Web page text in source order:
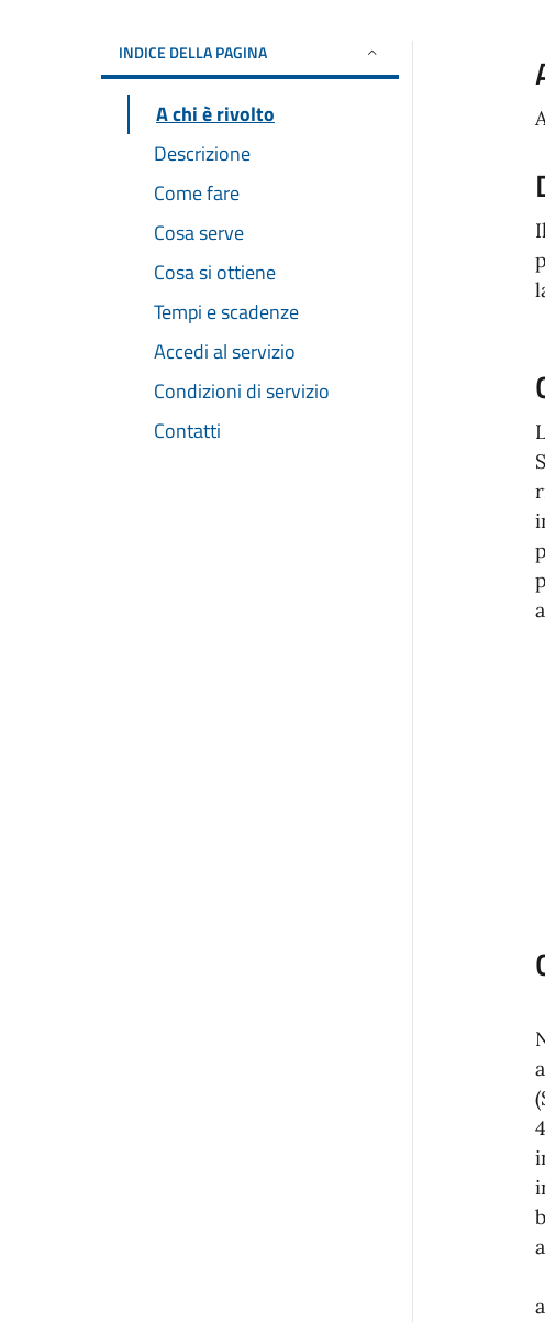
INDICE DELLA PAGINA
A chi è rivolto
Descrizione
Come fare
Cosa serve
Cosa si ottiene
Tempi e scadenze
Accedi al servizio
Condizioni di servizio
Contatti